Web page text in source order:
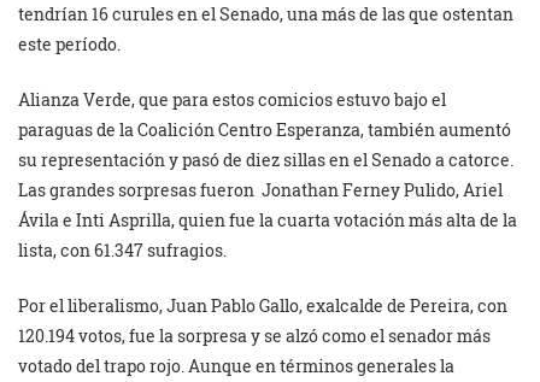
tendrían 16 curules en el Senado, una más de las que ostentan
este período.
Alianza Verde, que para estos comicios estuvo bajo el
paraguas de la Coalición Centro Esperanza, también aumentó
su representación y pasó de diez sillas en el Senado a catorce.
Las grandes sorpresas fueron Jonathan Ferney Pulido, Ariel
Ávila e Inti Asprilla, quien fue la cuarta votación más alta de la
lista, con 61.347 sufragios.
Por el liberalismo, Juan Pablo Gallo, exalcalde de Pereira, con
120.194 votos, fue la sorpresa y se alzó como el senador más
votado del trapo rojo. Aunque en términos generales la